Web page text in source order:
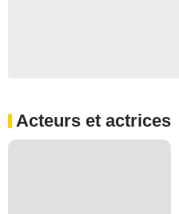
Acteurs et actrices